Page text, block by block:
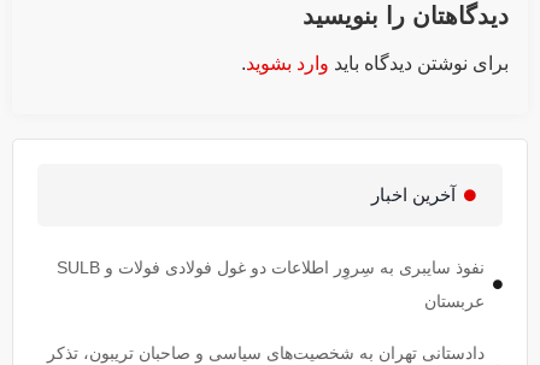
دیدگاهتان را بنویسید
برای نوشتن دیدگاه باید وارد بشوید.
آخرین اخبار
نفوذ سایبری به سِروِر اطلاعات دو غول فولادی فولات و SULB
عربستان
دادستانی تهران به شخصیت‌های سیاسی و صاحبان تریبون، تذکر